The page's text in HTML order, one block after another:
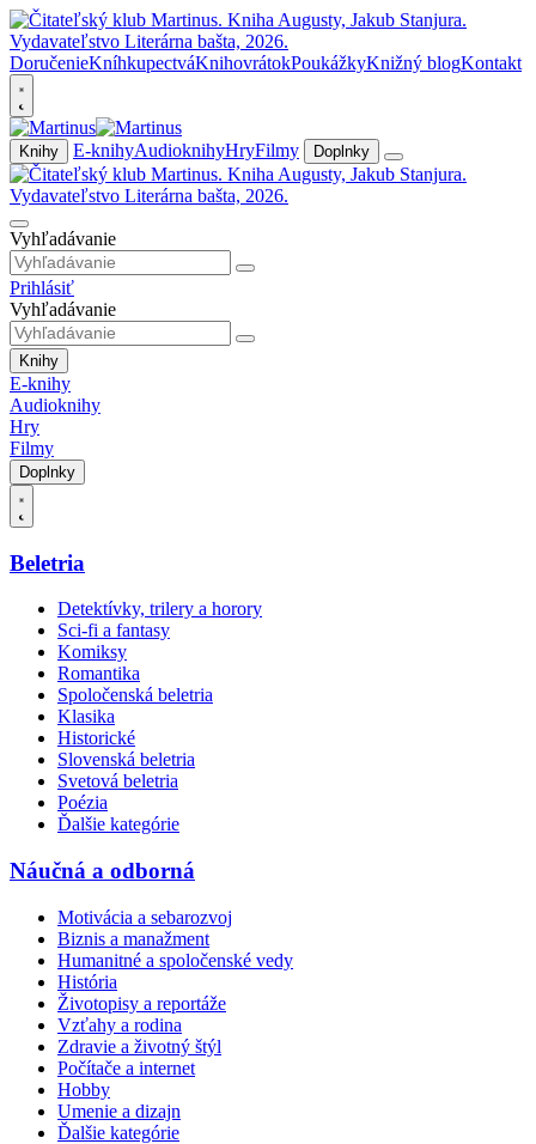
DoručenieKníhkupectváKnihovrátokPoukážkyKnižný blogKontakt
Knihy E-knihyAudioknihyHryFilmy Doplnky
Vyhľadávanie
Prihlásiť
Vyhľadávanie
Knihy
E-knihy
Audioknihy
Hry
Filmy
Doplnky
Beletria
Detektívky, trilery a horory
Sci-fi a fantasy
Komiksy
Romantika
Spoločenská beletria
Klasika
Historické
Slovenská beletria
Svetová beletria
Poézia
Ďalšie kategórie
Náučná a odborná
Motivácia a sebarozvoj
Biznis a manažment
Humanitné a spoločenské vedy
História
Životopisy a reportáže
Vzťahy a rodina
Zdravie a životný štýl
Počítače a internet
Hobby
Umenie a dizajn
Ďalšie kategórie